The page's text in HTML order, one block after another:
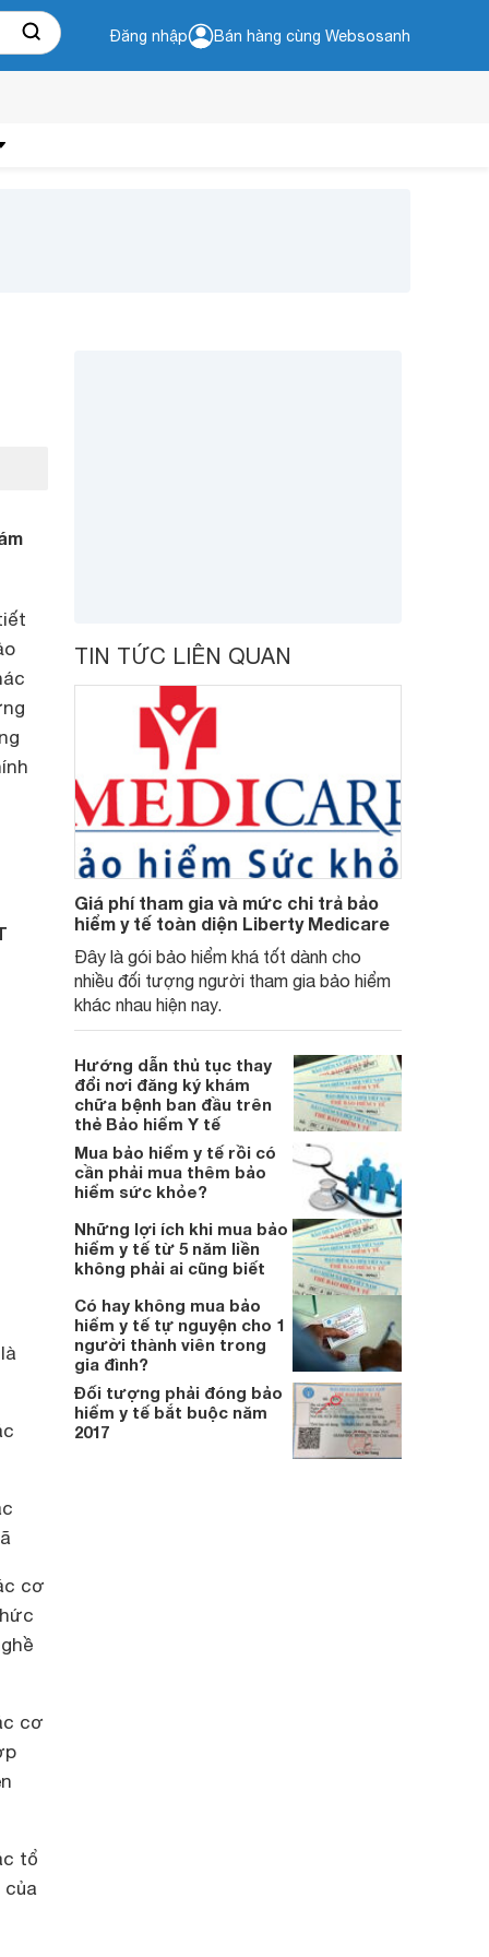
Đăng nhập Bán hàng cùng Websosanh
cơ
cơ
tổ
của
TIN TỨC LIÊN QUAN
Giá phí tham gia và mức chi trả bảo
hiểm y tế toàn diện Liberty Medicare
Đây là gói bảo hiểm khá tốt dành cho
nhiều đối tượng người tham gia bảo hiểm
khác nhau hiện nay.
Hướng dẫn thủ tục thay
đổi nơi đăng ký khám
chữa bệnh ban đầu trên
thẻ Bảo hiểm Y tế
Mua bảo hiểm y tế rồi có
cần phải mua thêm bảo
hiểm sức khỏe?
Những lợi ích khi mua bảo
hiểm y tế từ 5 năm liền
không phải ai cũng biết
Có hay không mua bảo
hiểm y tế tự nguyện cho 1
người thành viên trong
gia đình?
Đối tượng phải đóng bảo
hiểm y tế bắt buộc năm
2017